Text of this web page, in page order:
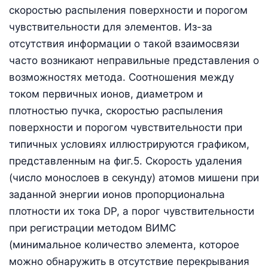
скоростью распыления поверхности и порогом
чувствительности для элементов. Из-за
отсутствия информации о такой взаимосвязи
часто возникают неправильные представления о
возможностях метода. Соотношения между
током первичных ионов, диаметром и
плотностью пучка, скоростью распыления
поверхности и порогом чувствительности при
типичных условиях иллюстрируются графиком,
представленным на фиг.5. Скорость удаления
(число монослоев в секунду) атомов мишени при
заданной энергии ионов пропорциональна
плотности их тока DP, а порог чувствительности
при регистрации методом ВИМС
(минимальное количество элемента, которое
можно обнаружить в отсутствие перекрывания